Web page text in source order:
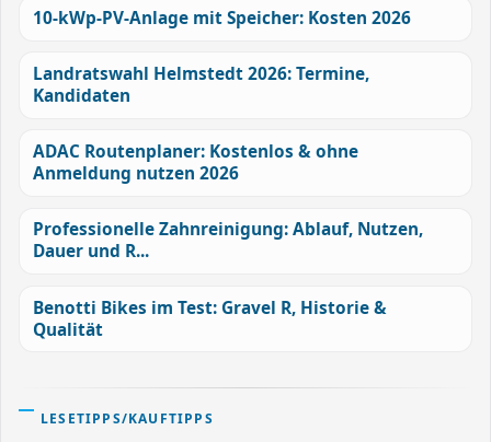
10-kWp-PV-Anlage mit Speicher: Kosten 2026
Landratswahl Helmstedt 2026: Termine,
Kandidaten
ADAC Routenplaner: Kostenlos & ohne
Anmeldung nutzen 2026
Professionelle Zahnreinigung: Ablauf, Nutzen,
Dauer und R...
Benotti Bikes im Test: Gravel R, Historie &
Qualität
LESETIPPS/KAUFTIPPS